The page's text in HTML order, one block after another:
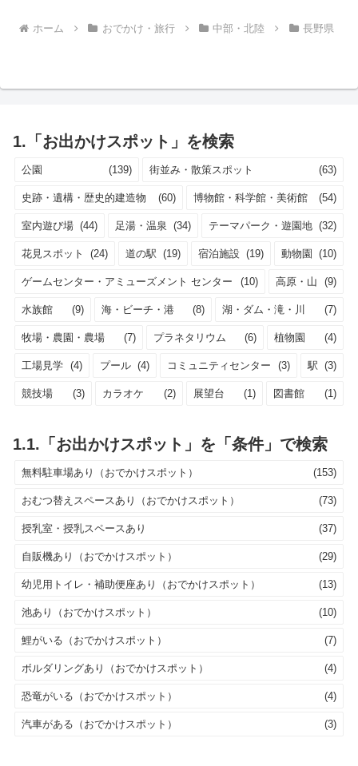
ホーム おでかけ・旅行 中部・北陸 長野県
1.「お出かけスポット」を検索
公園 (139) 街並み・散策スポット (63)
史跡・遺構・歴史的建造物 (60) 博物館・科学館・美術館 (54)
室内遊び場 (44) 足湯・温泉 (34) テーマパーク・遊園地 (32)
花見スポット (24) 道の駅 (19) 宿泊施設 (19) 動物園 (10)
ゲームセンター・アミューズメント センター (10) 高原・山 (9)
水族館 (9) 海・ビーチ・港 (8) 湖・ダム・滝・川 (7)
牧場・農園・農場 (7) プラネタリウム (6) 植物園 (4)
工場見学 (4) プール (4) コミュニティセンター (3) 駅 (3)
競技場 (3) カラオケ (2) 展望台 (1) 図書館 (1)
1.1.「お出かけスポット」を「条件」で検索
無料駐車場あり（おでかけスポット） (153)
おむつ替えスペースあり（おでかけスポット） (73)
授乳室・授乳スペースあり (37)
自販機あり（おでかけスポット） (29)
幼児用トイレ・補助便座あり（おでかけスポット） (13)
池あり（おでかけスポット） (10)
鯉がいる（おでかけスポット） (7)
ボルダリングあり（おでかけスポット） (4)
恐竜がいる（おでかけスポット） (4)
汽車がある（おでかけスポット） (3)